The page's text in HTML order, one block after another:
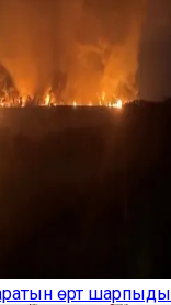
өрт шарпыды